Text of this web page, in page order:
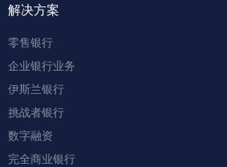
解决方案
零售银行
企业银行业务
伊斯兰银行
挑战者银行
数字融资
完全商业银行